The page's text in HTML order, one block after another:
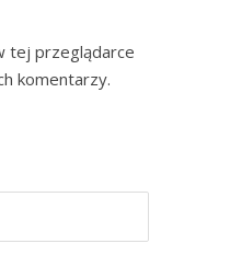
tej przeglądarce
komentarzy.